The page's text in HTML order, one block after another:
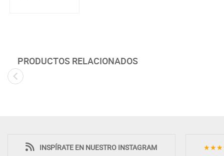
PRODUCTOS RELACIONADOS
INSPÍRATE EN NUESTRO INSTAGRAM